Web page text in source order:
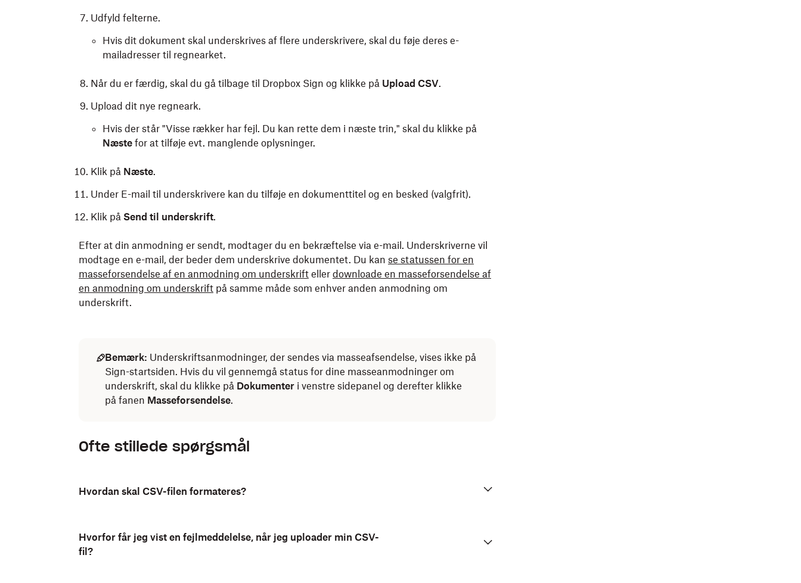
Udfyld felterne.
Hvis dit dokument skal underskrives af flere underskrivere, skal du føje deres e-
mailadresser til regnearket.
Når du er færdig, skal du gå tilbage til Dropbox Sign og klikke på Upload CSV.
Upload dit nye regneark.
Hvis der står "Visse rækker har fejl. Du kan rette dem i næste trin," skal du klikke på
Næste for at tilføje evt. manglende oplysninger.
Klik på Næste.
Under E-mail til underskrivere kan du tilføje en dokumenttitel og en besked (valgfrit).
Klik på Send til underskrift.
Efter at din anmodning er sendt, modtager du en bekræftelse via e-mail. Underskriverne vil
modtage en e-mail, der beder dem underskrive dokumentet. Du kan se statussen for en
masseforsendelse af en anmodning om underskrift eller downloade en masseforsendelse af
en anmodning om underskrift på samme måde som enhver anden anmodning om
underskrift.
Bemærk: Underskriftsanmodninger, der sendes via masseafsendelse, vises ikke på
Sign-startsiden. Hvis du vil gennemgå status for dine masseanmodninger om
underskrift, skal du klikke på Dokumenter i venstre sidepanel og derefter klikke
på fanen Masseforsendelse.
Ofte stillede spørgsmål
Hvordan skal CSV-filen formateres?
Hvorfor får jeg vist en fejlmeddelelse, når jeg uploader min CSV-
fil?